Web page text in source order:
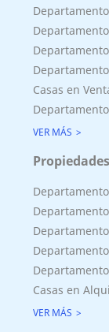
Casas en
VER MÁS
Casas en
VER MÁS